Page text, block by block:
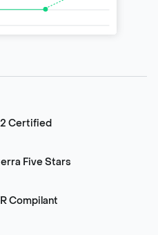
Certified
Five Stars
Compilant